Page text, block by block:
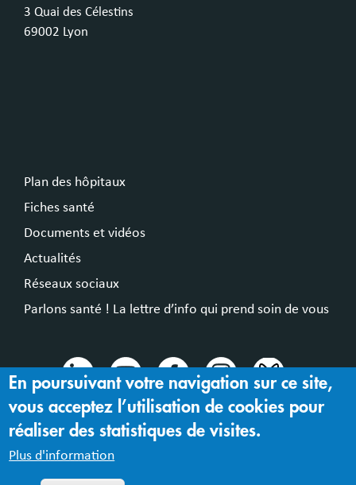
3 Quai des Célestins
69002 Lyon
Plan des hôpitaux
Fiches santé
Documents et vidéos
Actualités
Réseaux sociaux
Parlons santé ! La lettre d’info qui prend soin de vous
Mentions légales |
Accessibilité : partiellement conforme
En poursuivant votre navigation sur ce site,
vous acceptez l’utilisation de cookies pour
réaliser des statistiques de visites.
Plus d'information